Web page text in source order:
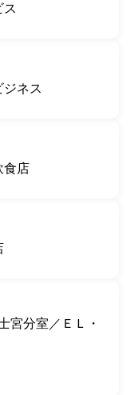
ス
ジネス
食店
宮分室／ＥＬ・